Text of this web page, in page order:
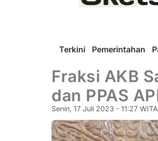
Terkini Pemerintahan
Fraksi AKB
dan PPAS
Senin, 17 Juli 2023 - 11:27 WITA